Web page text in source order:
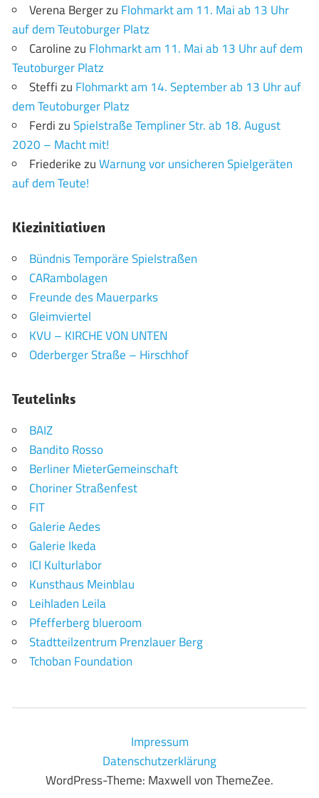
Verena Bergerzu Flohmarkt am 11. Mai ab 13 Uhr
auf dem Teutoburger Platz
Carolinezu Flohmarkt am 11. Mai ab 13 Uhr auf dem
Teutoburger Platz
Steffizu Flohmarkt am 14. September ab 13 Uhr auf
dem Teutoburger Platz
FerdizuSpielstraße Templiner Str. ab 18. August
2020 – Macht mit!
FriederikezuWarnung vor unsicheren Spielgeräten
auf dem Teute!
Kiezinitiativen
Bündnis Temporäre Spielstraßen
CARambolagen
Freunde des Mauerparks
Gleimviertel
KVU – KIRCHE VON UNTEN
Oderberger Straße – Hirschhof
Teutelinks
BAIZ
Bandito Rosso
Berliner MieterGemeinschaft
Choriner Straßenfest
FIT
Galerie Aedes
Galerie Ikeda
ICI Kulturlabor
Kunsthaus Meinblau
Leihladen Leila
Pfefferberg blueroom
Stadtteilzentrum Prenzlauer Berg
Tchoban Foundation
Impressum
Datenschutzerklärung
WordPress-Theme: Maxwell von ThemeZee.